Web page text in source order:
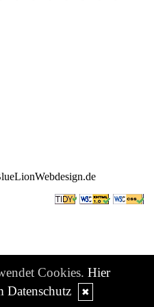
Cookies. Hier
Datenschutz
✖